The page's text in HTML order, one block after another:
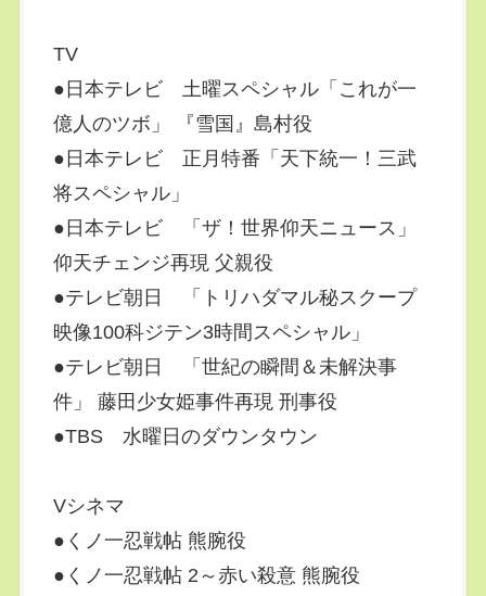
TV
●日本テレビ 土曜スペシャル「これが一
億人のツボ」 『雪国』島村役
●日本テレビ 正月特番「天下統一！三武
将スペシャル」
●日本テレビ 「ザ！世界仰天ニュース」
仰天チェンジ再現 父親役
●テレビ朝日 「トリハダマル秘スクープ
映像100科ジテン3時間スペシャル」
●テレビ朝日 「世紀の瞬間＆未解決事
件」 藤田少女姫事件再現 刑事役
●TBS 水曜日のダウンタウン
Vシネマ
●くノ一忍戦帖 熊腕役
●くノ一忍戦帖 2～赤い殺意 熊腕役